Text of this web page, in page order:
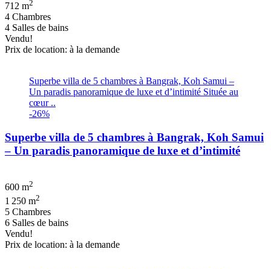
712 m2
4 Chambres
4 Salles de bains
Vendu!
Prix de location: à la demande
Superbe villa de 5 chambres à Bangrak, Koh Samui –
Un paradis panoramique de luxe et d’intimité Située au
cœur ..
-26%
Superbe villa de 5 chambres à Bangrak, Koh Samui
– Un paradis panoramique de luxe et d’intimité
600 m2
1 250 m2
5 Chambres
6 Salles de bains
Vendu!
Prix de location: à la demande